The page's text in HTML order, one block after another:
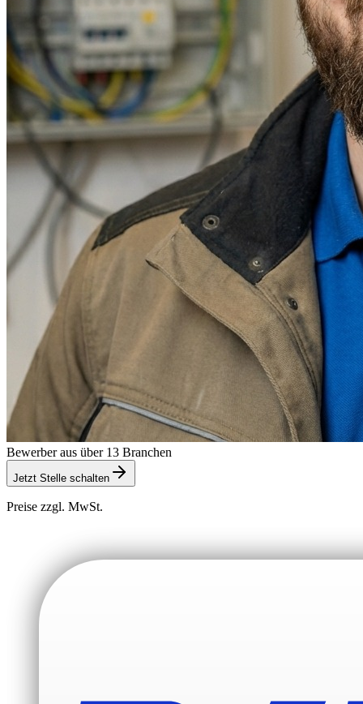
Bewerber aus über 13 Branchen
Jetzt Stelle schalten
Preise zzgl. MwSt.